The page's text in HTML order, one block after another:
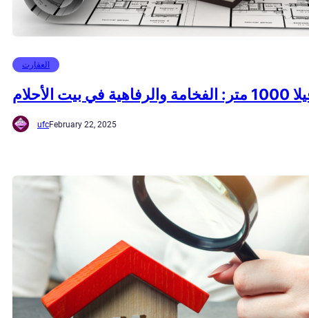
العقارت
والرفاهية في بيت الأحلام
ufcFebruary 22, 2025